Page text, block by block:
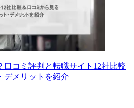
口コミ評判と転職サイト12社比較
デメリットを紹介